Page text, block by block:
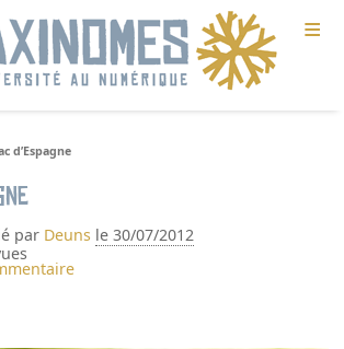
≡
d’Espagne
par Deuns le 30/07/2012